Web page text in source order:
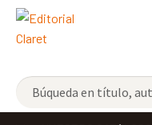
NOVEDADES